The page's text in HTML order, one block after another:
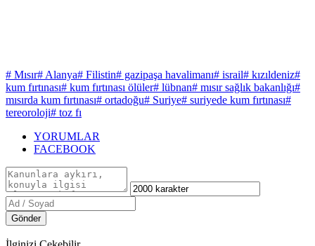
# Mısır# Alanya# Filistin# gazipaşa havalimanı# israil# kızıldeniz#
kum fırtınası# kum fırtınası ölüler# lübnan# mısır sağlık bakanlığı#
mısırda kum fırtınası# ortadoğu# Suriye# suriyede kum fırtınası#
tereoroloji# toz fı
YORUMLAR
FACEBOOK
Gönder